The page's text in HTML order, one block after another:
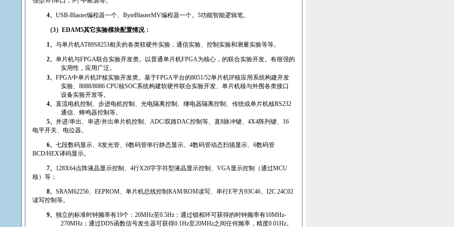
4、USB-Blaster编程器一个、ByteBlasterMV编程器一个。5功能智能逻辑笔。
（3）EDAM5其它实验模块配置情况：
1、与单片机AT89S8253相关的各类软硬件实验，通信实验、控制实验和测量实验等等。
2、 单片机与FPGA联合实验开发类。以普通单片机FPGA为核心，的联合实验开发。有很强的
实用性，应用广泛。
3、 FPGA中单片机IP核实验开发类。基于FPGA平台的8051/52单片机IP核应用系统构建开发
实验、8088/8086 CPU核SOC系统构建软硬件联合实验开发、单片机核与外围各类接口
设备实验开发等。
4、 直流电机控制、步进电机控制、光电隔离控制、继电器隔离控制、传统或单片机核RS232
通信、蜂鸣器控制等。
5、并进/串出、串进/并出单片机控制、ADC/双路DAC控制等、直8脉冲键、4X4阵列键、 16
电平开关、电位器。
6、七段数码显示、8发光管、6数码管串行静态显示、4数码管动态扫描显示、6数码管
BCD/HEX译码显示。
7、 128X64点阵液晶显示控制、4行X20字字符型液晶显示控制、VGA显示控制（通过MCU
核）等；
8、SRAM62256、EEPROM、单片机总线控制RAM/ROM读写、串行E平方93C46、I2C 24C02
读写控制等。
9、 独立的标准时钟频率有19个： 20MHz至0.5Hz ；通过锁相环可获得的时钟频率有10MHz-
270MHz ；通过DDS函数信号发生器可获得0.1Hz至20MHz之间任何频率，精度0.01Hz。